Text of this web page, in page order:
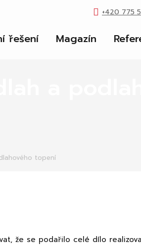
+420 775
řešení Magazín
topení
že se podařilo celé dílo